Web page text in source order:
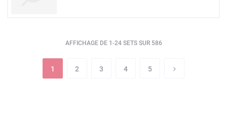
AFFICHAGE DE 1-24 SETS SUR 586
1 2 3 4 5